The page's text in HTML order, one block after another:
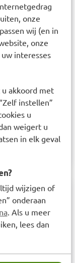
onze
wij (en in
onze
interesses
akkoord met
instellen”
u
weigert u
in elk geval
wijzigen of
onderaan
. Als u meer
lees dan
de
u nog
en
witte